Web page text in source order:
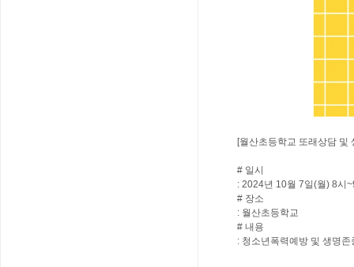
[월산초등학교 또래상담 및
# 일시
: 2024년 10월 7일(월) 8시
# 장소
: 월산초등학교
# 내용
: 청소년폭력예방 및 생명